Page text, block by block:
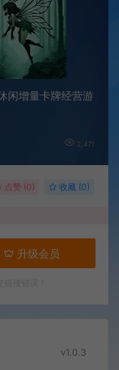
闲增量卡牌经营游
2,471
点赞 (0) 收藏 (0)
升级会员
v1.0.3